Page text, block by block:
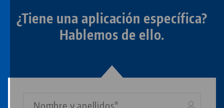
¿Tiene una aplicación específica?
Hablemos de ello.